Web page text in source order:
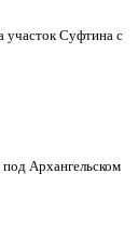
участок Суфтина с
Архангельском